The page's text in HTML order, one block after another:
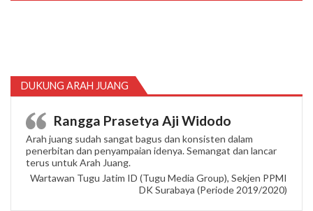
DUKUNG ARAH JUANG
Rangga Prasetya Aji Widodo
Arah juang sudah sangat bagus dan konsisten dalam
penerbitan dan penyampaian idenya. Semangat dan lancar
terus untuk Arah Juang.
Wartawan Tugu Jatim ID (Tugu Media Group), Sekjen PPMI
DK Surabaya (Periode 2019/2020)